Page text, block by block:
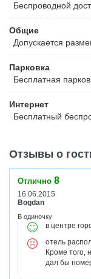
Беспроводной
Общие
Допускается
Парковка
Бесплатная
Интернет
Бесплатный
Отзывы о
Отлично 8
16.06.2015
Bogdan
В одиночку
в центре
отель
Кроме того,
дал бы